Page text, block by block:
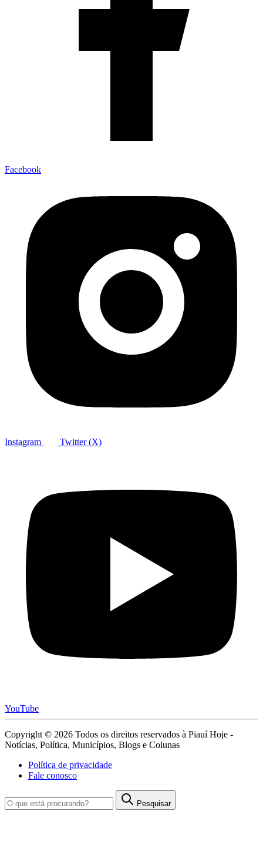
Facebook
Instagram Twitter (X)
YouTube
Copyright © 2026 Todos os direitos reservados à Piauí Hoje -
Notícias, Política, Municípios, Blogs e Colunas
Política de privacidade
Fale conosco
Pesquisar